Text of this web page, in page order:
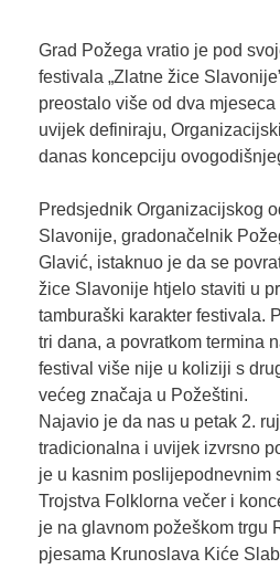
Grad Požega vratio je pod
festivala „Zlatne žice
preostalo više od dva
uvijek definiraju,
danas koncepciju
Predsjednik Organizacijskog
Slavonije, gradonačelnik
Glavić, istaknuo je da se
žice Slavonije htjelo staviti u
tamburaški karakter festivala.
tri dana, a povratkom termina
festival više nije u koliziji s
većeg značaja u Požeštini.
Najavio je da nas u petak 2.
tradicionalna i uvijek izvrsno
je u kasnim poslijepodnevnim
Trojstva Folklorna večer i
je na glavnom požeškom trgu
pjesama Krunoslava Kiće